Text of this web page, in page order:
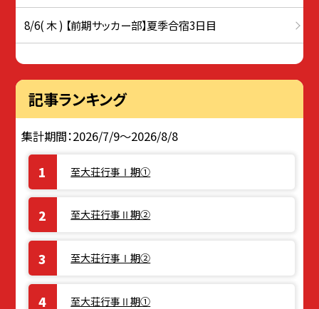
8/6( 木 ) 【前期サッカー部】夏季合宿3日目
記事ランキング
集計期間：2026/7/9～2026/8/8
至大荘行事Ⅰ期①
至大荘行事Ⅱ期②
至大荘行事Ⅰ期②
至大荘行事Ⅱ期①